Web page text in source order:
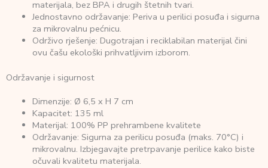
materijala, bez BPA i drugih štetnih tvari.
Jednostavno održavanje: Periva u perilici posuđa i sigurna
za mikrovalnu pećnicu.
Održivo rješenje: Dugotrajan i reciklabilan materijal čini
ovu čašu ekološki prihvatljivim izborom.
Održavanje i sigurnost
Dimenzije: Ø 6,5 x H 7 cm
Kapacitet: 135 ml
Materijal: 100% PP prehrambene kvalitete
Održavanje: Sigurna za perilicu posuđa (maks. 70°C) i
mikrovalnu. Izbjegavajte pretrpavanje perilice kako biste
očuvali kvalitetu materijala.